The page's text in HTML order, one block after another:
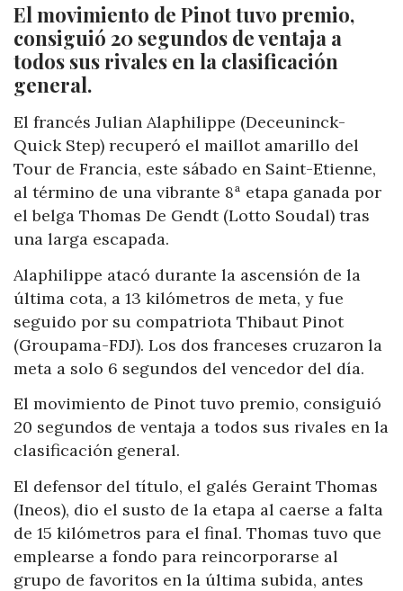
El movimiento de Pinot tuvo premio,
consiguió 20 segundos de ventaja a
todos sus rivales en la clasificación
general.
El francés Julian Alaphilippe (Deceuninck-
Quick Step) recuperó el maillot amarillo del
Tour de Francia, este sábado en Saint-Etienne,
al término de una vibrante 8ª etapa ganada por
el belga Thomas De Gendt (Lotto Soudal) tras
una larga escapada.
Alaphilippe atacó durante la ascensión de la
última cota, a 13 kilómetros de meta, y fue
seguido por su compatriota Thibaut Pinot
(Groupama-FDJ). Los dos franceses cruzaron la
meta a solo 6 segundos del vencedor del día.
El movimiento de Pinot tuvo premio, consiguió
20 segundos de ventaja a todos sus rivales en la
clasificación general.
El defensor del título, el galés Geraint Thomas
(Ineos), dio el susto de la etapa al caerse a falta
de 15 kilómetros para el final. Thomas tuvo que
emplearse a fondo para reincorporarse al
grupo de favoritos en la última subida, antes